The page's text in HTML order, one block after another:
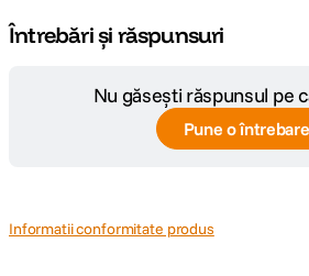
Nu
Întrebări și răspunsuri
Nu găsești răspunsul pe
Pune o întrebare
Informatii conformitate produs